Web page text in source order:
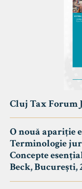
Cluj Tax Forum
O nouă apariție
Terminologie
Concepte
Beck, București,